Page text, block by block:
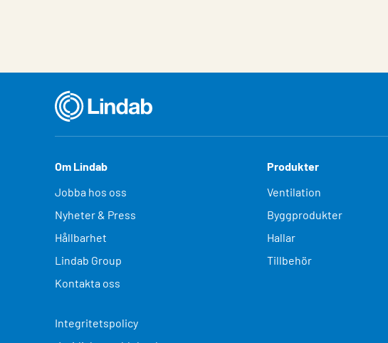
Om Lindab
Jobba hos oss
Nyheter & Press
Hållbarhet
Lindab Group
Kontakta oss
Integritetspolicy
Produkter
Ventilation
Byggprodukter
Hallar
Tillbehör